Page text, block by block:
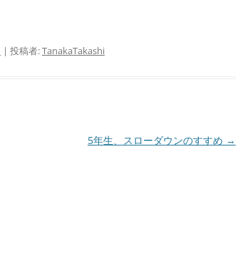
| 投稿者:TanakaTakashi
5年生、スローダウンのすすめ →